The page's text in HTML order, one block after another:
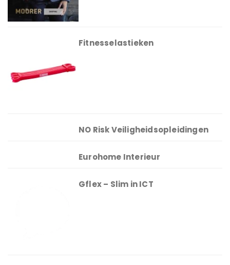
Fitnesselastieken
NO Risk Veiligheidsopleidingen
Eurohome Interieur
Gflex – Slim in ICT